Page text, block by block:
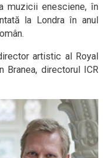
muzicii enesciene, în
la Londra în anul
artistic al Royal
Branea, directorul ICR